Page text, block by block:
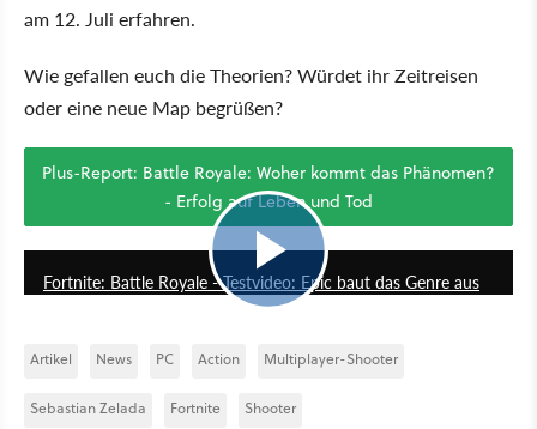
am 12. Juli erfahren.
Wie gefallen euch die Theorien? Würdet ihr Zeitreisen
oder eine neue Map begrüßen?
Plus-Report: Battle Royale: Woher kommt das Phänomen?
- Erfolg auf Leben und Tod
6:41
Fortnite: Battle Royale - Testvideo: Epic baut das Genre aus
Artikel News PC Action Multiplayer-Shooter
Sebastian Zelada Fortnite Shooter